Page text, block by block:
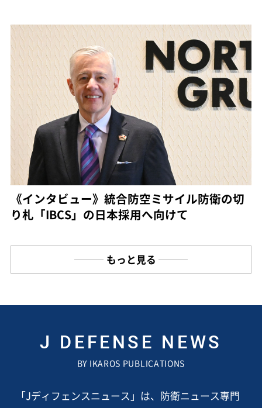
《インタビュー》統合防空ミサイル防衛の切
り札「IBCS」の日本採用へ向けて
もっと見る
J DEFENSE NEWS
BY IKAROS PUBLICATIONS
「Jディフェンスニュース」は、防衛ニュース専門